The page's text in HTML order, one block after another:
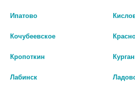
В КОРЗИНУ
Ипатово
Кочубеевское
Кропоткин
Лабинск